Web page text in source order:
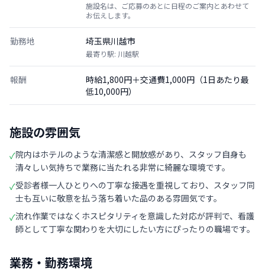
施設名は、ご応募のあとに日程のご案内とあわせて
お伝えします。
勤務地 埼玉県川越市
最寄り駅: 川越駅
報酬
時給1,800円＋交通費1,000円（1日あたり最
低10,000円）
施設の雰囲気
✓院内はホテルのような清潔感と開放感があり、スタッフ自身も
清々しい気持ちで業務に当たれる非常に綺麗な環境です。
✓受診者様一人ひとりへの丁寧な接遇を重視しており、スタッフ同
士も互いに敬意を払う落ち着いた品のある雰囲気です。
✓流れ作業ではなくホスピタリティを意識した対応が評判で、看護
師として丁寧な関わりを大切にしたい方にぴったりの職場です。
業務・勤務環境